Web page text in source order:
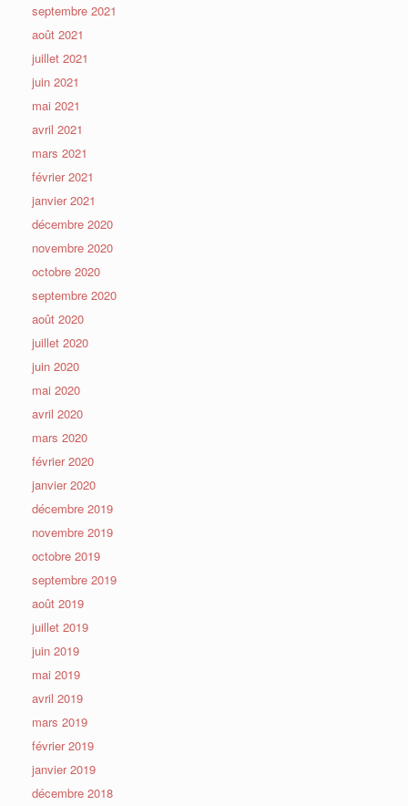
septembre 2021
août 2021
juillet 2021
juin 2021
mai 2021
avril 2021
mars 2021
février 2021
janvier 2021
décembre 2020
novembre 2020
octobre 2020
septembre 2020
août 2020
juillet 2020
juin 2020
mai 2020
avril 2020
mars 2020
février 2020
janvier 2020
décembre 2019
novembre 2019
octobre 2019
septembre 2019
août 2019
juillet 2019
juin 2019
mai 2019
avril 2019
mars 2019
février 2019
janvier 2019
décembre 2018